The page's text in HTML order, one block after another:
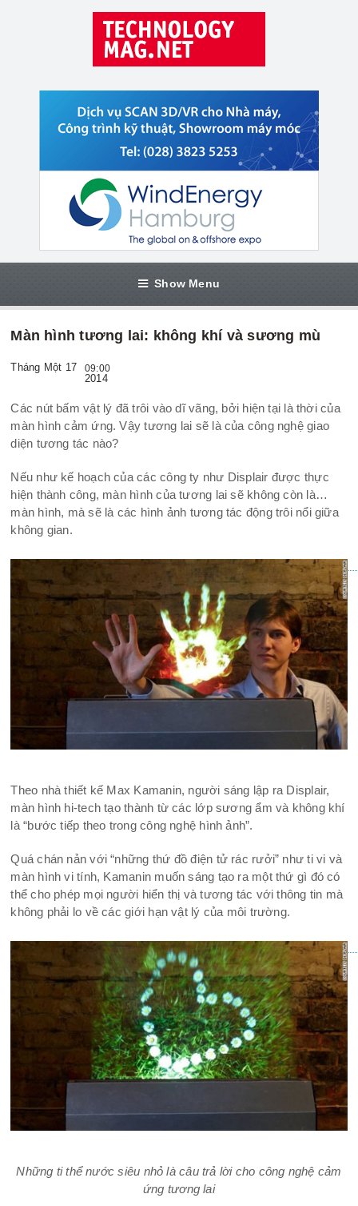
Show Menu
Màn hình tương lai: không khí và sương mù
Tháng Một 17 09:00
2014
Các nút bấm vật lý đã trôi vào dĩ vãng, bởi hiện tại là thời của
màn hình cảm ứng. Vậy tương lai sẽ là của công nghệ giao
diện tương tác nào?
Nếu như kế hoạch của các công ty như Displair được thực
hiện thành công, màn hình của tương lai sẽ không còn là…
màn hình, mà sẽ là các hình ảnh tương tác động trôi nổi giữa
không gian.
Theo nhà thiết kế Max Kamanin, người sáng lập ra Displair,
màn hình hi-tech tạo thành từ các lớp sương ẩm và không khí
là “bước tiếp theo trong công nghệ hình ảnh”.
Quá chán nản với “những thứ đồ điện tử rác rưởi” như ti vi và
màn hình vi tính, Kamanin muốn sáng tạo ra một thứ gì đó có
thể cho phép mọi người hiển thị và tương tác với thông tin mà
không phải lo về các giới hạn vật lý của môi trường.
Những ti thể nước siêu nhỏ là câu trả lời cho công nghệ cảm
ứng tương lai